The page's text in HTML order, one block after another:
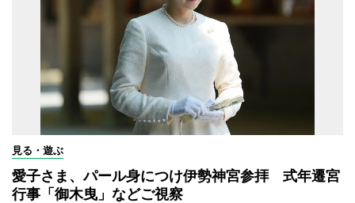
見る・遊ぶ
愛子さま、パール身につけ伊勢神宮参拝 式年遷宮
行事「御木曳」などご視察